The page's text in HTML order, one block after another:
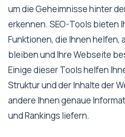
um die Geheimnisse hinter
erkennen. SEO-Tools bieten
Funktionen, die Ihnen helfen,
bleiben und Ihre Webseite
Einige dieser Tools helfen
Struktur und der Inhalte der
andere Ihnen genaue
und Rankings liefern.